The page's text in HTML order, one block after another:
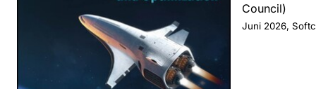
Council)
Juni 2026,